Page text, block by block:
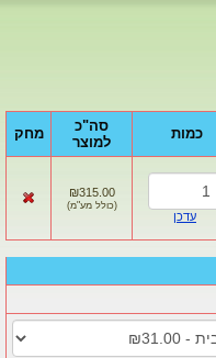
כמות
סה"כ
למוצר
מחק
עדכן
₪315.00
(כולל מע"מ)